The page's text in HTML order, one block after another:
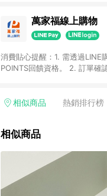
萬家福線上購物
消費貼心提醒：1. 需透過LINE
POINTS回饋資格。 2. 訂單確
留時間內聯絡客服中心，並由
相似商品 熱銷排行榜
相似商品